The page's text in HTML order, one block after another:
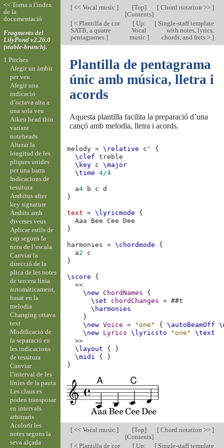
[<< Vocal music ] [Top]
[Contents]
[Chord notation >> ]
[< Plantilla de cor
SATB, a quatre
pentagrames ]
[Up:
Vocal
music ]
[Single-staff template
with notes, lyrics,
chords, and frets > ]
Plantilla de pentagrama
únic amb música, lletra i
acords
Aquesta plantilla facilita la preparació d’una
cançó amb melodia, lletra i acords.
melody = \relative c'
{
\clef
treble
\key c
\major
\time
4/4
a4 b c
d
}
text = \lyricmode
{
Aaa
Bee Cee
}
harmonies = \chordmode
{
a2
c
}
\score
{
<<
\new ChordNames
{
\set
chordChanges = ##t
\harmonies
}
\new Voice = "one" { \autoBeamOff
\new Lyrics \lyricsto "one"
\text
>>
\layout
{
}
\midi
{
}
}
[<< Vocal music ] [Top]
[Contents]
[Chord notation >> ]
[< Plantilla de cor [Up: [Single-staff template
<< Torna a l'índex
de la
documentació
Fragments del
LilyPond v2.26.0
(stable-branch).
1 Pitches
Afegir un àmbit
per veu
Afegir una
indicació
d’octava alta a
una sola veu
Aiken head thin
variant
noteheads
Alterar la
longitud de les
pliques unides
per una barra
Indicacions de
tessitura
Ambitus after
key signature
Àmbits amb
diverses veus
Aplicar estils de
cap segons la
nota de l’escala
Canviar la
direcció de la
plica de les notes
de tercera línia
automàticament,
basat en la
melodia
Changing ottava
text
Modificació de
la separació en
les indicacions
de tessitura
Canviar
l’interval de les
línies de la pauta
Les claus es
poden transposar
en intervals
arbitraris
Acolorir les
notes segons la
seva alçada